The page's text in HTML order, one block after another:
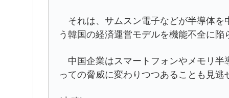
それは、サムスン電子などが半導体を
う韓国の経済運営モデルを機能不全に陥
中国企業はスマートフォンやメモリ半
っての脅威に変わりつつあることも見逃